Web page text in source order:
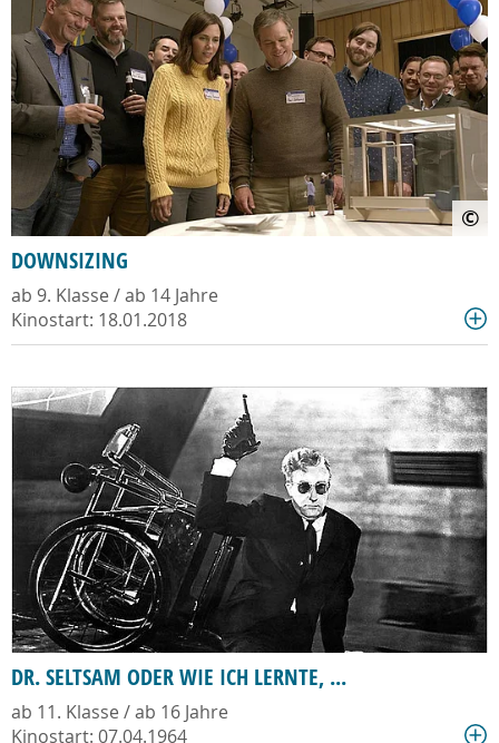
©
DOWNSIZING
ab 9. Klasse / ab 14 Jahre
Kinostart: 18.01.2018
DR. SELTSAM ODER WIE ICH LERNTE, ...
ab 11. Klasse / ab 16 Jahre
Kinostart: 07.04.1964